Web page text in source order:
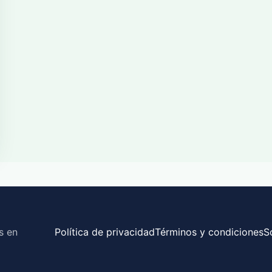
en Política de privacidadTérminos y condiciones